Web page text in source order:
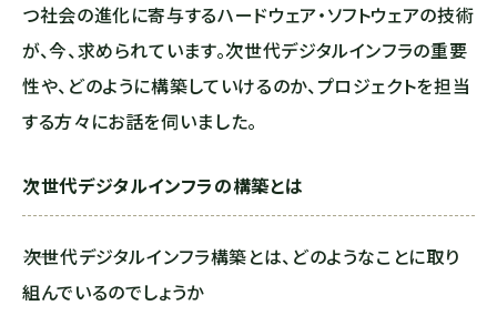
つ社会の進化に寄与するハードウェア・ソフトウェアの技術
が、今、求められています。次世代デジタルインフラの重要
性や、どのように構築していけるのか、プロジェクトを担当
する方々にお話を伺いました。
次世代デジタルインフラの構築とは
――次世代デジタルインフラ構築とは、どのようなことに取り
組んでいるのでしょうか